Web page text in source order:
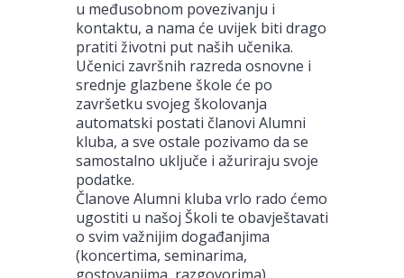
u međusobnom povezivanju i
kontaktu, a nama će uvijek biti drago
pratiti životni put naših učenika.
Učenici završnih razreda osnovne i
srednje glazbene škole će po
završetku svojeg školovanja
automatski postati članovi Alumni
kluba, a sve ostale pozivamo da se
samostalno uključe i ažuriraju svoje
podatke.
Članove Alumni kluba vrlo rado ćemo
ugostiti u našoj Školi te obavještavati
o svim važnijim događanjima
(koncertima, seminarima,